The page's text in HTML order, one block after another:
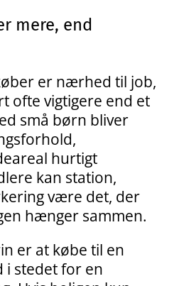
mere, end
er nærhed til job,
ofte vigtigere end et
små børn bliver
hurtigt
kan station,
være det, der
hænger sammen.
er at købe til en
i stedet for en